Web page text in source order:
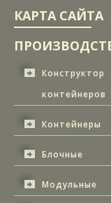
КАРТА САЙТА
Конструктор
контейнеров
Контейнеры
Блочные
Модульные